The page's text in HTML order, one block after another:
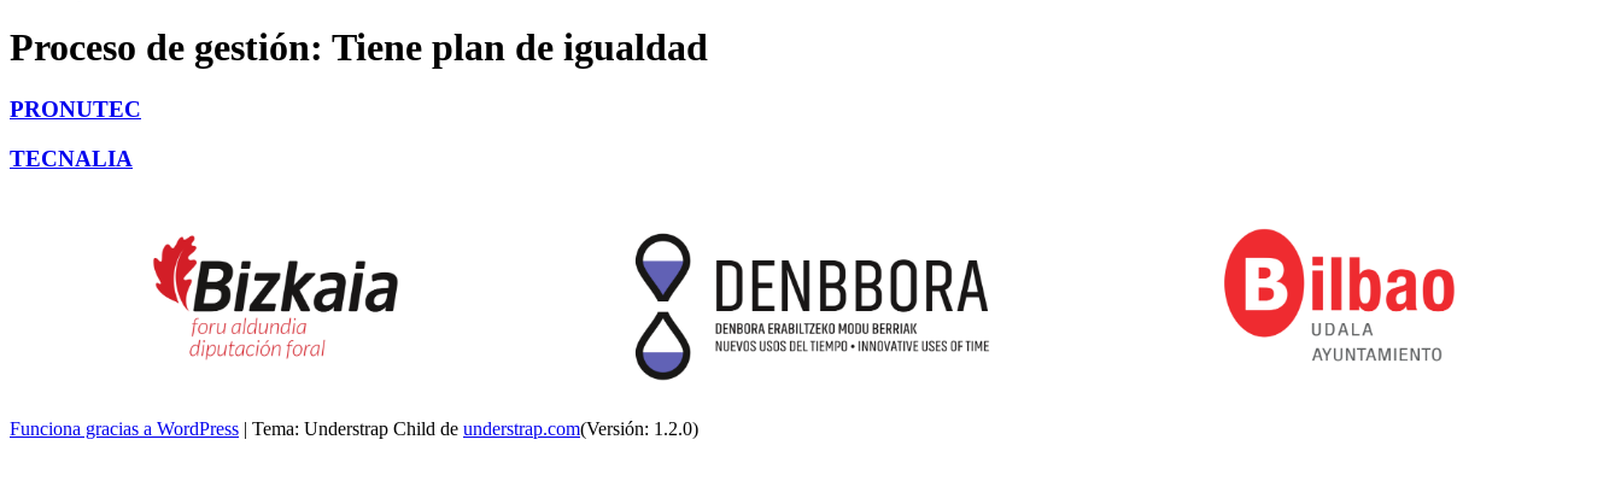
Proceso de gestión: Tiene plan de igualdad
PRONUTEC
TECNALIA
Funciona gracias a WordPress | Tema: Understrap Child de understrap.com(Versión: 1.2.0)